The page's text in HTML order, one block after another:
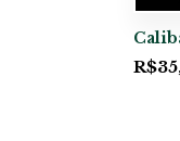
R$